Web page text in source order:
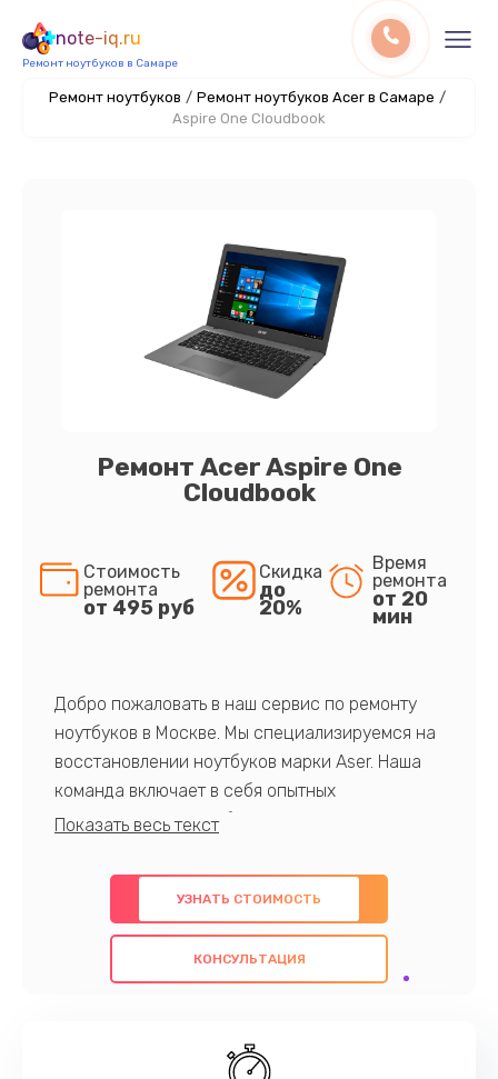
note-iq.ru
Ремонт ноутбуков в Самаре
Ремонт ноутбуков / Ремонт ноутбуков Acer в Самаре /
Aspire One Cloudbook
Ремонт Acer Aspire One
Cloudbook
Стоимость
ремонта
от 495 руб
Скидка
до
20%
Время
ремонта
от 20
мин
Добро пожаловать в наш сервис по ремонту
ноутбуков в Москве. Мы специализируемся на
восстановлении ноутбуков марки Aser. Наша
команда включает в себя опытных
профессионалов с обширными знаниями и
предлагаем быстрый и качественный ремонт с
использованием оригинальных компонентов, а
также гарантируем качество всех
проведенных работ. Наша цель - предоставить
наилучшим образом. Не медлите записаться на
УЗНАТЬ СТОИМОСТЬ
КОНСУЛЬТАЦИЯ